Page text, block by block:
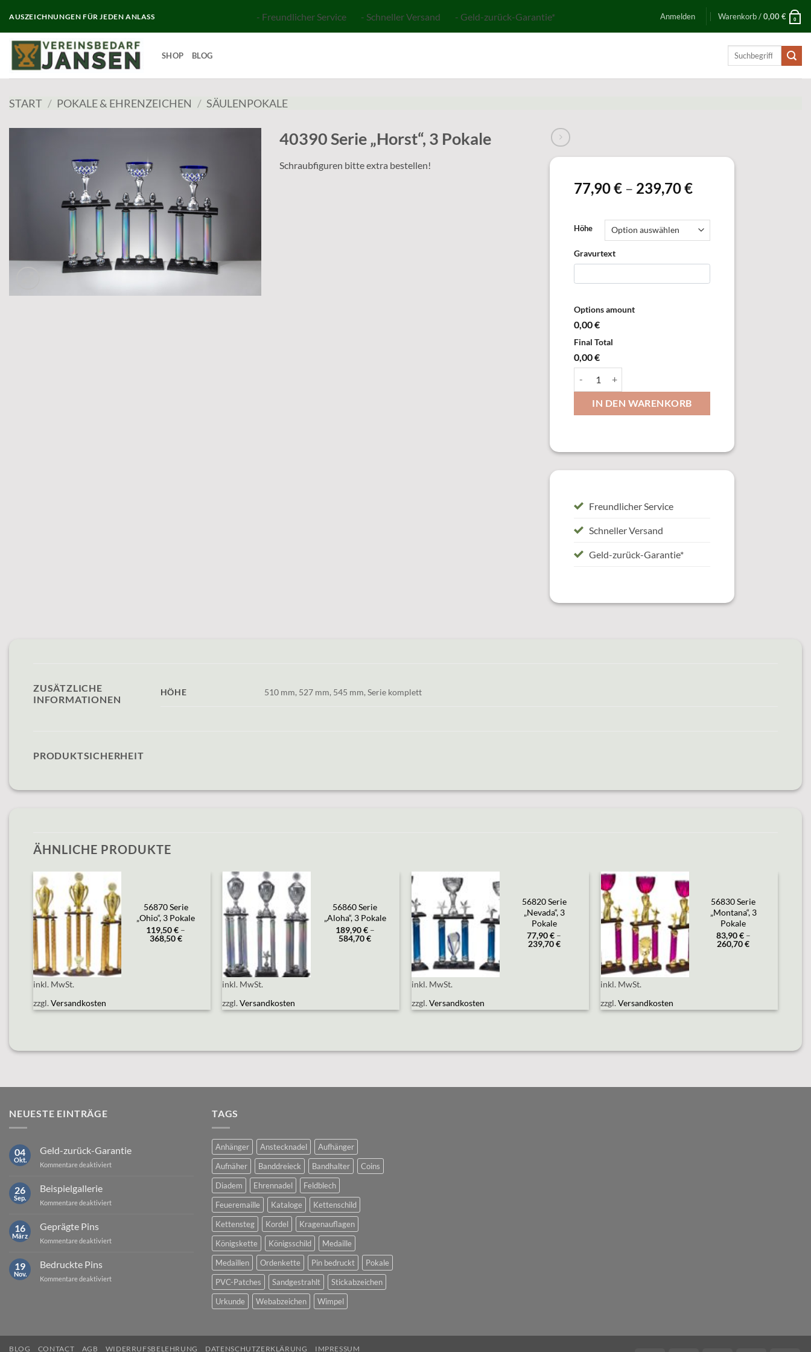
Inhalt
AUSZEICHNUNGEN FÜR JEDEN ANLASS - Freundlicher Service - Schneller Versand - Geld-zurück-Garantie* Anmelden Warenkorb /0,00€ 0
SHOP BLOG
Suchen
START / POKALE & EHRENZEICHEN / SÄULENPOKALE
40390 Serie „Horst“, 3 Pokale
Schraubfiguren bitte extra bestellen!
77,90€ – 239,70€
Höhe
Gravurtext
Options amount
0,00 €
Final Total
0,00 €
IN DEN WARENKORB
Freundlicher Service
Schneller Versand
Geld-zurück-Garantie*
ZUSÄTZLICHE
INFORMATIONEN
HÖHE 510 mm, 527 mm, 545 mm, Serie komplett
PRODUKTSICHERHEIT
ÄHNLICHE PRODUKTE
Add to
wishlist
56870 Serie
„Ohio“, 3 Pokale
119,50€ –
368,50€
inkl. MwSt.
zzgl.Versandkosten
Add to
wishlist
56860 Serie
„Aloha“, 3 Pokale
189,90€–
584,70€
inkl. MwSt.
zzgl.Versandkosten
Add to
wishlist
56820 Serie
„Nevada“, 3
Pokale
77,90€ –
239,70€
inkl. MwSt.
zzgl.Versandkosten
wishlist
56830 Serie
„Montana“, 3
Pokale
83,90€–
260,70€
inkl. MwSt.
zzgl.Versandkosten
NEUESTE EINTRÄGE
04
Okt.
Geld-zurück-Garantie
Kommentare deaktiviertfür
26
Sep.
Beispielgallerie
Kommentare deaktiviertfür
16
März
Geprägte Pins
Kommentare deaktiviertfür
19
Nov.
Bedruckte Pins
Kommentare deaktiviertfür
TAGS
Anhänger Anstecknadel
Aufhänger
Aufnäher
Banddreieck Bandhalter
Coins
Diadem
Ehrennadel
Feldblech
Feueremaille
Kataloge
Kettenschild
Kettensteg
Kordel
Kragenauflagen
Königskette
Königsschild
Medaille
Medaillen
Ordenkette Pin bedruckt
Pokale
PVC-Patches
Sandgestrahlt
Stickabzeichen
Urkunde
Webabzeichen Wimpel
BLOG CONTACT AGB WIDERRUFSBELEHRUNG DATENSCHUTZERKLÄRUNG IMPRESSUM